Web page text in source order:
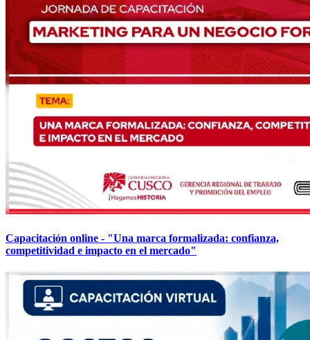
Capacitación online - "Una marca formalizada: confianza,
competitividad e impacto en el mercado"